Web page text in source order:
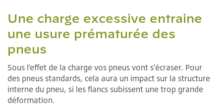
Une charge excessive entraine
une usure prématurée des
pneus
Sous l’effet de la charge vos pneus vont s’écraser. Pour
des pneus standards, cela aura un impact sur la structure
interne du pneu, si les flancs subissent une trop grande
déformation.